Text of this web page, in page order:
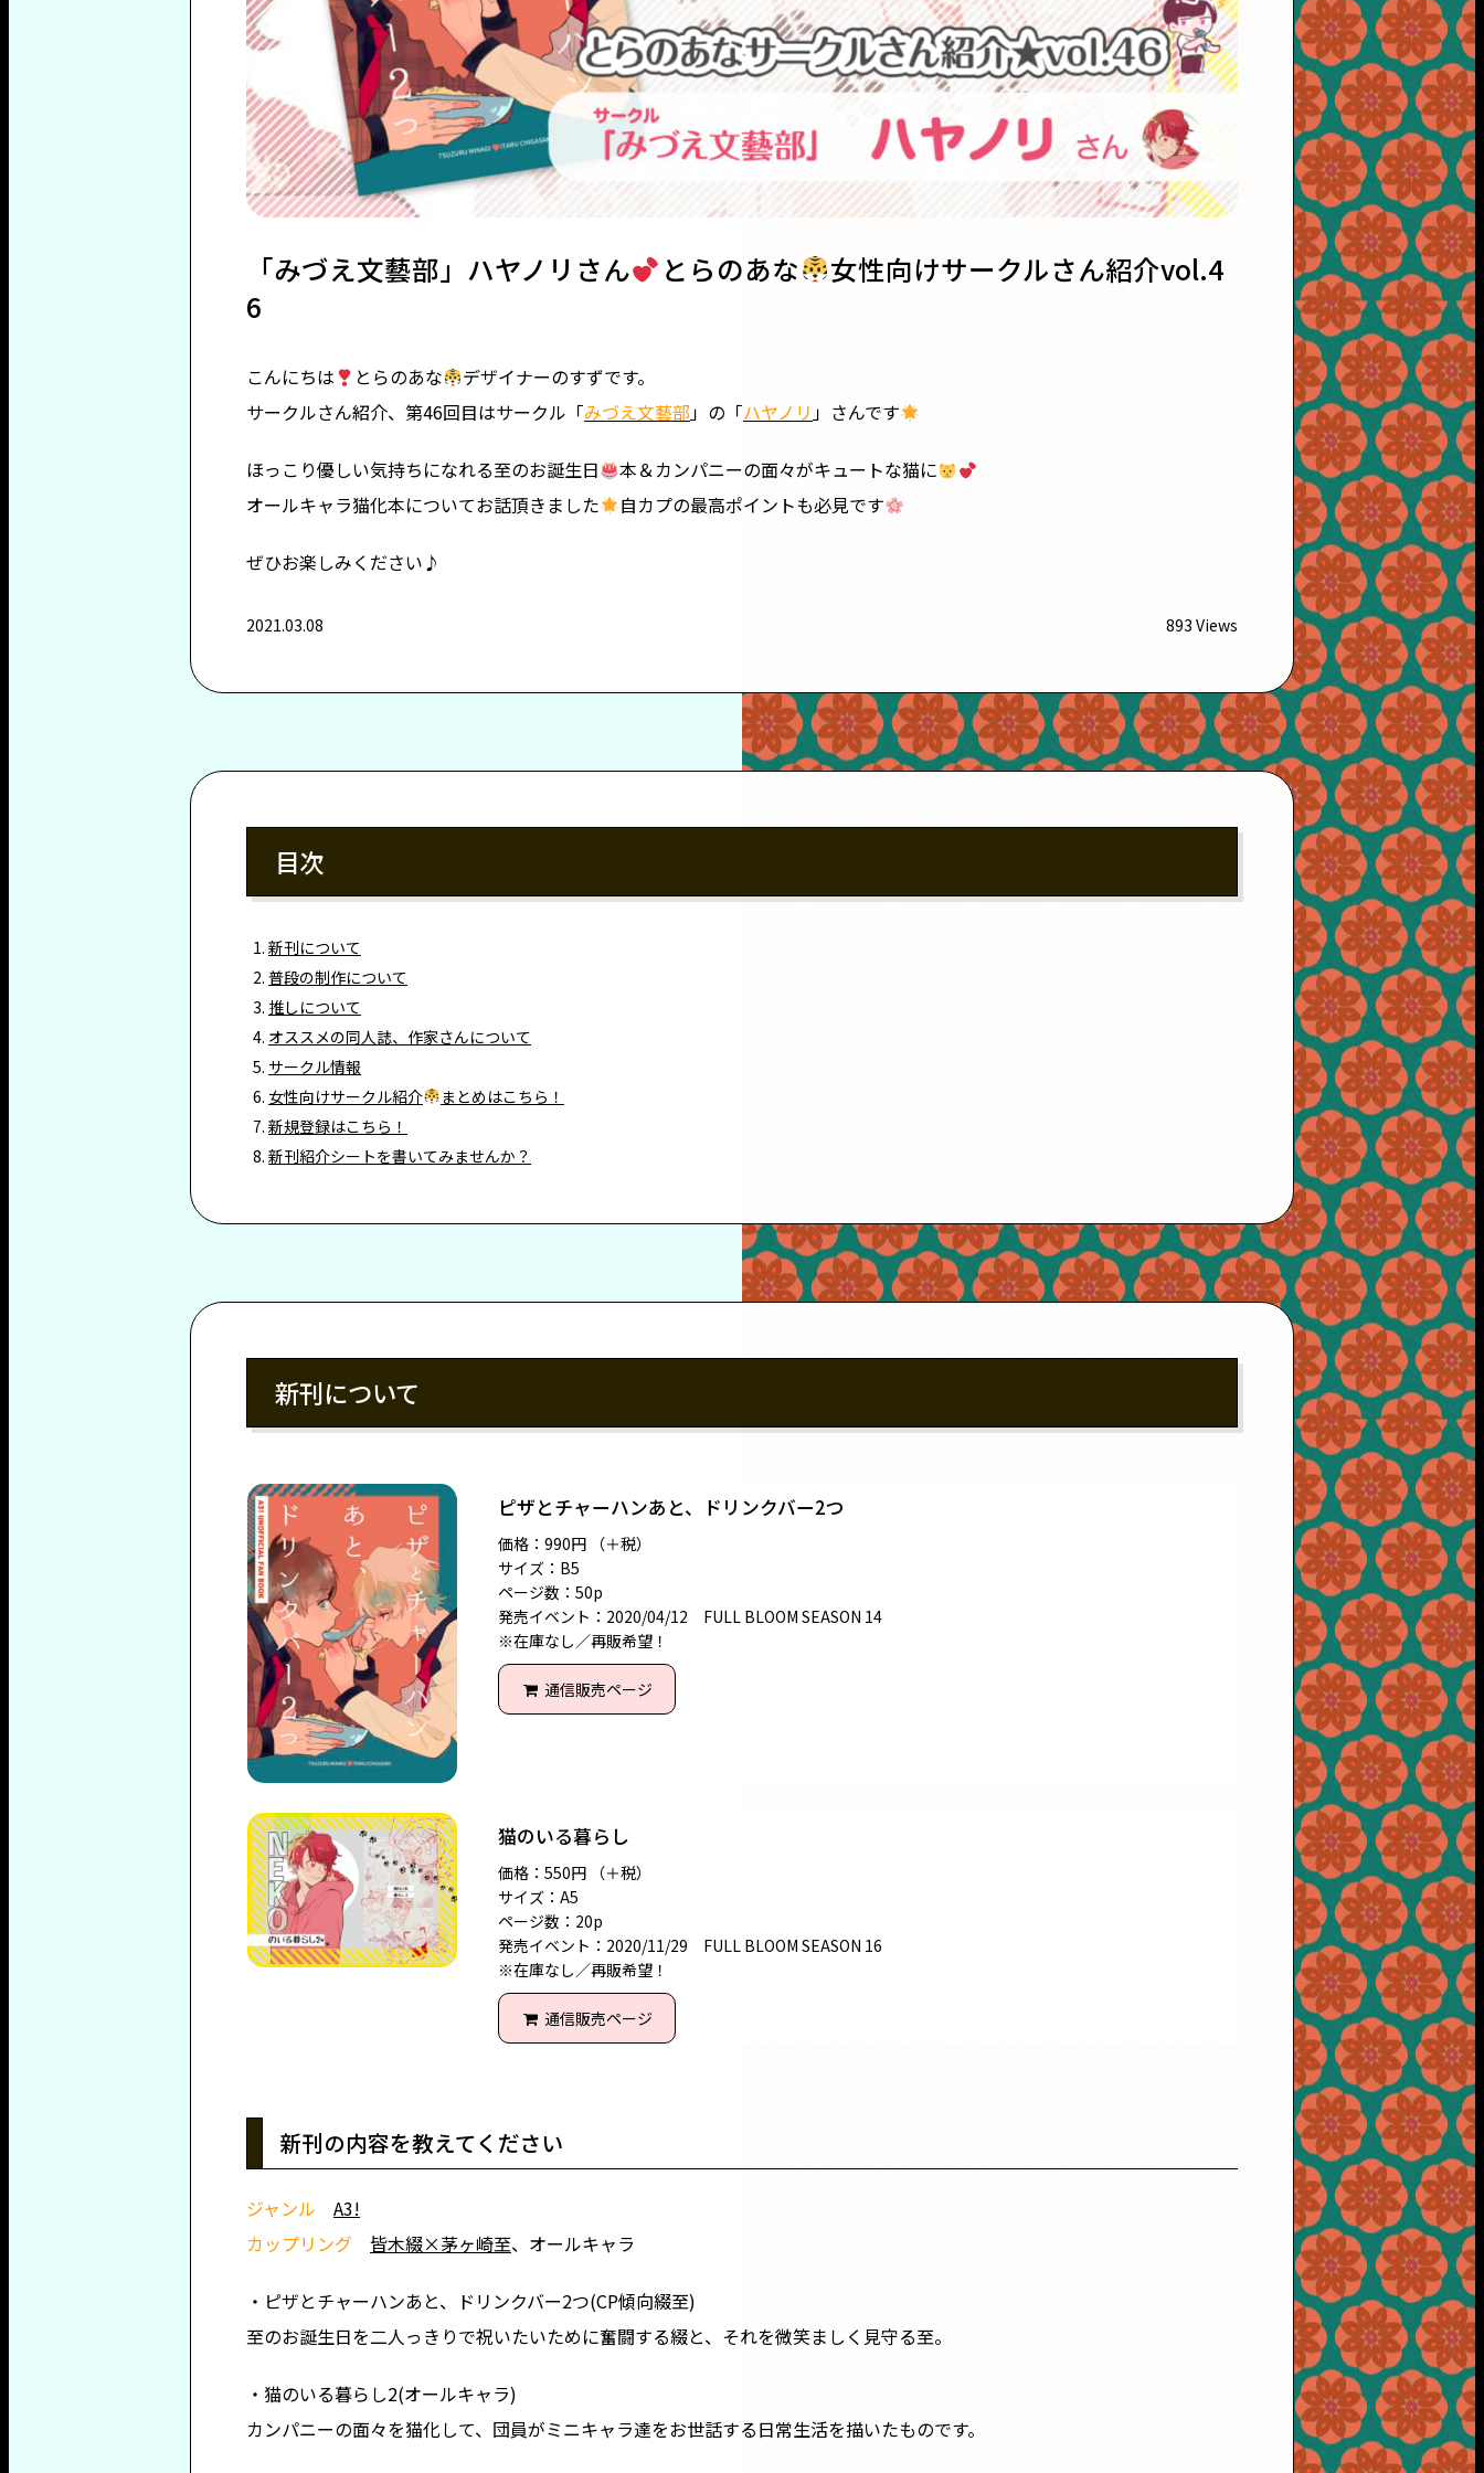
「みづえ文藝部」ハヤノリさん とらのあな
女性向けサークルさん紹介vol.4
6
こんにちは とらのあな
デザイナーのすずです。
サークルさん紹介、第46回目はサークル「みづえ文藝部」の「ハヤノリ」さんです
ほっこり優しい気持ちになれる至のお誕生日
本＆カンパニーの面々がキュートな猫に
オールキャラ猫化本についてお話頂きました
自カプの最高ポイントも必見です
ぜひお楽しみください♪
2021.03.08 893 Views
目次
新刊について
普段の制作について
推しについて
オススメの同人誌、作家さんについて
サークル情報
女性向けサークル紹介
まとめはこちら！
新規登録はこちら！
新刊紹介シートを書いてみませんか？
新刊について
ピザとチャーハンあと、ドリンクバー2つ
価格：990円 （＋税）
サイズ：B5
ページ数：50p
発売イベント：2020/04/12 FULL BLOOM SEASON 14
※在庫なし／再販希望！
通信販売ページ
猫のいる暮らし
価格：550円 （＋税）
サイズ：A5
ページ数：20p
発売イベント：2020/11/29 FULL BLOOM SEASON 16
※在庫なし／再販希望！
通信販売ページ
新刊の内容を教えてください
ジャンル
A3!
カップリング
皆木綴×茅ヶ崎至、オールキャラ
・ピザとチャーハンあと、ドリンクバー2つ(CP傾向綴至)
至のお誕生日を二人っきりで祝いたいために奮闘する綴と、それを微笑ましく見守る至。
・猫のいる暮らし2(オールキャラ)
カンパニーの面々を猫化して、団員がミニキャラ達をお世話する日常生活を描いたものです。